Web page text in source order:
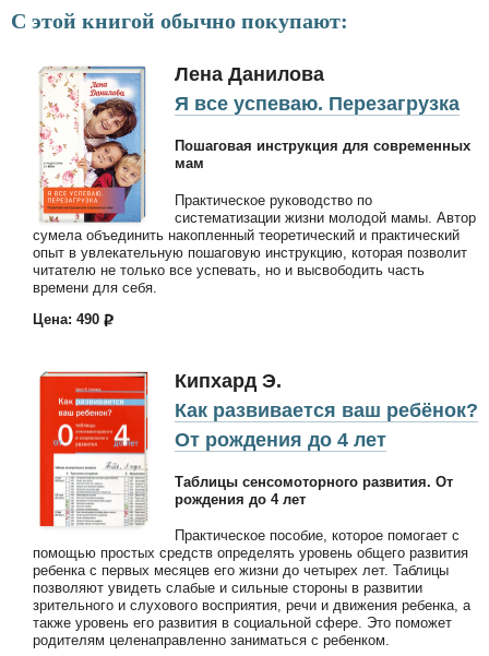
С этой книгой обычно покупают:
Лена Данилова
Я все успеваю. Перезагрузка
Пошаговая инструкция для современных
мам
Практическое руководство по
систематизации жизни молодой мамы. Автор
сумела объединить накопленный теоретический и практический
опыт в увлекательную пошаговую инструкцию, которая позволит
читателю не только все успевать, но и высвободить часть
времени для себя.
Цена: 490
Кипхард Э.
Как развивается ваш ребёнок?
От рождения до 4 лет
Таблицы сенсомоторного развития. От
рождения до 4 лет
Практическое пособие, которое помогает с
помощью простых средств определять уровень общего развития
ребенка с первых месяцев его жизни до четырех лет. Таблицы
позволяют увидеть слабые и сильные стороны в развитии
зрительного и слухового восприятия, речи и движения ребенка, а
также уровень его развития в социальной сфере. Это поможет
родителям целенаправленно заниматься с ребенком.